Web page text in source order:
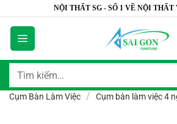
dung
NỘI THẤT SG - SỐ 1 VỀ NỘI THẤT
Tìm
Cụm Bàn Làm Việc / Cụm bàn làm việc 4